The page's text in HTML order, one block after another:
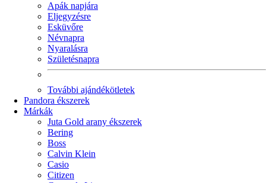
Apák napjára
Eljegyzésre
Esküvőre
Névnapra
Nyaralásra
Születésnapra
További ajándékötletek
Pandora ékszerek
Márkák
Juta Gold arany ékszerek
Bering
Boss
Calvin Klein
Casio
Citizen